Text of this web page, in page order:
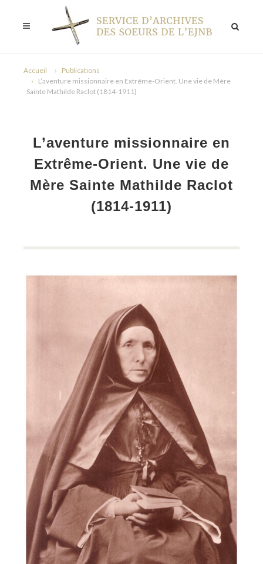
Accueil
Publications
L’aventure missionnaire en Extrême-Orient. Une vie de Mère
Sainte Mathilde Raclot (1814-1911)
L’aventure missionnaire en
Extrême-Orient. Une vie de
Mère Sainte Mathilde Raclot
(1814-1911)